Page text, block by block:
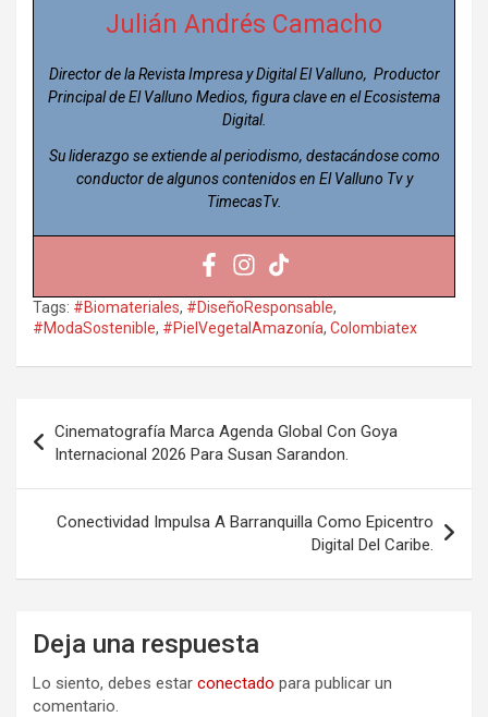
Julián Andrés Camacho
Director de la Revista Impresa y Digital El Valluno, Productor
Principal de El Valluno Medios, figura clave en el Ecosistema
Digital.
Su liderazgo se extiende al periodismo, destacándose como
conductor de algunos contenidos en El Valluno Tv y
TimecasTv.
Tags: #Biomateriales, #DiseñoResponsable,
#ModaSostenible, #PielVegetalAmazonía, Colombiatex
de
entradas
Cinematografía Marca Agenda Global Con Goya
Internacional 2026 Para Susan Sarandon.
Conectividad Impulsa A Barranquilla Como Epicentro
Digital Del Caribe.
Deja una respuesta
Lo siento, debes estar conectado para publicar un
comentario.